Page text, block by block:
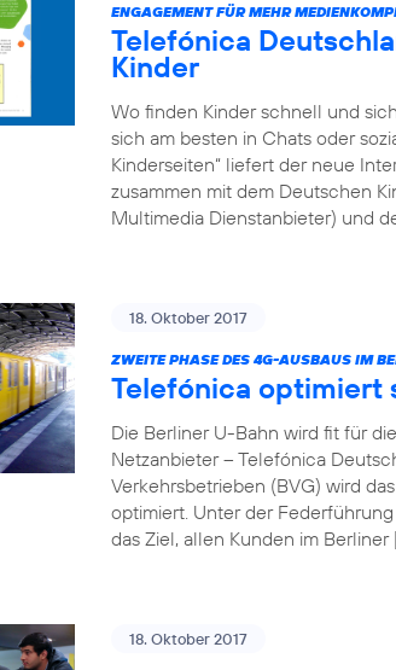
ENGAGEMENT FÜR MEHR
Telefónica
Kinder
Wo finden Kinder schnell und
sich am besten in Chats oder
Kinderseiten“ liefert der neue
zusammen mit dem Deutschen
Multimedia Dienstanbieter) und
18. Oktober 2017
ZWEITE PHASE DES 4G-AUSBAUS IM
Telefónica optimiert
Die Berliner U-Bahn wird fit für
Netzanbieter – Telefónica
Verkehrsbetrieben (BVG) wird
optimiert. Unter der
das Ziel, allen Kunden im Berliner
18. Oktober 2017